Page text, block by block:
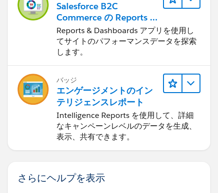
Salesforce B2C
Commerce の Reports &
Dashboards
Reports & Dashboards アプリを使用し
てサイトのパフォーマンスデータを探索
します。
バッジ
エンゲージメントのイン
テリジェンスレポート
Intelligence Reports を使用して、詳細
なキャンペーンレベルのデータを生成、
表示、共有できます。
さらにヘルプを表示